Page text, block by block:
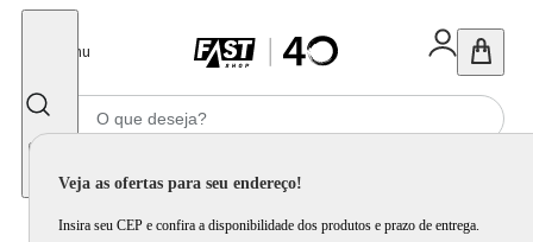
Menu
Veja as ofertas para seu endereço!
Insira seu CEP e confira a disponibilidade dos produtos e prazo de entrega.